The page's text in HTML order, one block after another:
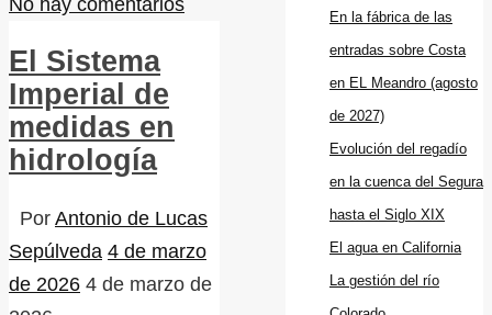
El Sistema
Imperial de
medidas en
hidrología
Por Antonio de Lucas
Sepúlveda 4 de marzo
de 2026 4 de marzo de
En la fábrica de las
entradas sobre Costa
en EL Meandro (agosto
de 2027)
Evolución del regadío
en la cuenca del Segura
hasta el Siglo XIX
El agua en California
La gestión del río